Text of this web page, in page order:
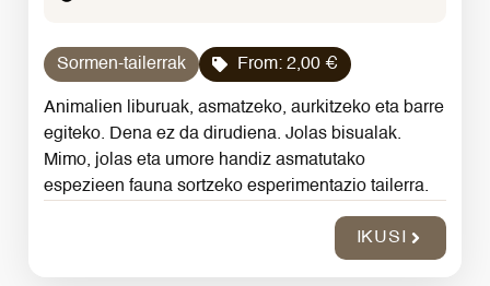
Sormen-tailerrak From: 2,00 €
Animalien liburuak, asmatzeko, aurkitzeko eta barre
egiteko. Dena ez da dirudiena. Jolas bisualak.
Mimo, jolas eta umore handiz asmatutako
espezieen fauna sortzeko esperimentazio tailerra.
IKUSI